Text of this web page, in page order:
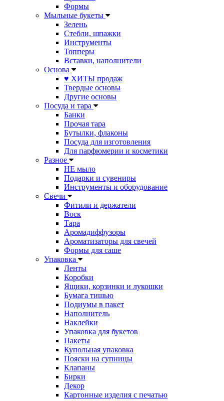
Формы
Мыльные букеты
Зелень
Стебли, шпажки
Инструменты
Топперы
Вставки, наполнители
Основа
♥ ХИТЫ продаж
Твердые основы
Другие основы
Посуда и тара
Банки
Прочая тара
Бутылки, флаконы
Посуда для изготовления
Для парфюмерии и косметики
Разное
НЕ мыло
Подарки и сувениры
Инструменты и оборудование
Свечи
Фитили и держатели
Воск
Тара
Аромадиффузоры
Ароматизаторы для свечей
Формы для саше
Упаковка
Ленты
Коробки
Ящики, корзинки и лукошки
Бумага тишью
Подиумы в пакет
Наполнитель
Наклейки
Упаковка для букетов
Пакеты
Купольная упаковка
Пояски на супницы
Клапаны
Бирки
Декор
Картонные изделия с печатью